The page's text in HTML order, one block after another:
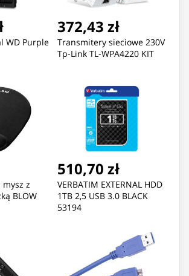
WD Purple
372,43 zł
Transmitery sieciowe 230V
Tp-Link TL-WPA4220 KIT
mysz z
BLOW
510,70 zł
VERBATIM EXTERNAL HDD
1TB 2,5 USB 3.0 BLACK
53194